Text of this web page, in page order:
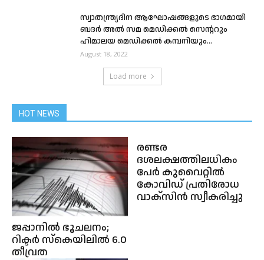
സ്വാതന്ത്ര്യദിന ആഘോഷങ്ങളുടെ ഭാഗമായി
ബദർ അൽ സമ മെഡിക്കൽ സെന്ററും
ഹിമാലയ മെഡിക്കൽ കമ്പനിയും...
August 18, 2022
Load more
HOT NEWS
ജപ്പാനില്‍ ഭൂചലനം;
റിക്ടർ സ്കെയിലിൽ 6.0
തീവ്രത
രണ്ടര
ദശലക്ഷത്തിലധികം
പേർ കുവൈറ്റിൽ
കോവിഡ് പ്രതിരോധ
വാക്സിൻ സ്വീകരിച്ചു